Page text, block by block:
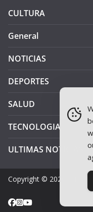
CULTURA
General
NOTICIAS
DEPORTES
SALUD
TECNOLOGIA
ULTIMAS NOTICIAS
Copyright © 2026 JAEN